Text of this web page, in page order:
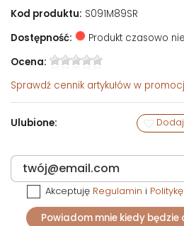
Kod produktu: S091M89SR
Dostępność:
Produkt czasowo
Ocena:
Sprawdź cennik artykułów w
Ulubione:
Akceptuję Regulamin i
Powiadom mnie kiedy będzie